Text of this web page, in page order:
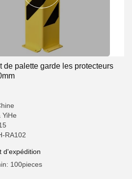
de palette garde les protecteurs
RA102
d'expédition
100pieces